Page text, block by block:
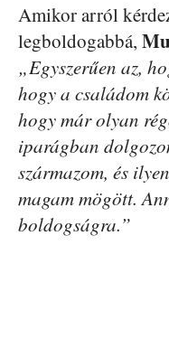
Amikor arról
legboldogabbá,
„Egyszerűen az,
hogy a családom
hogy már olyan
iparágban
származom, és
magam mögött.
boldogságra.”